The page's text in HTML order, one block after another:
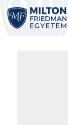
Skip